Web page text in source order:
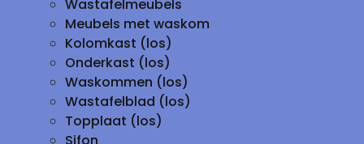
Wastafelmeubels
Meubels met waskom
Kolomkast (los)
Onderkast (los)
Waskommen (los)
Wastafelblad (los)
Topplaat (los)
Sifon